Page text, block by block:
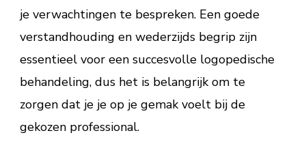
je verwachtingen te bespreken. Een goede
verstandhouding en wederzijds begrip zijn
essentieel voor een succesvolle logopedische
behandeling, dus het is belangrijk om te
zorgen dat je je op je gemak voelt bij de
gekozen professional.